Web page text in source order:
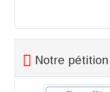
Notre pétition